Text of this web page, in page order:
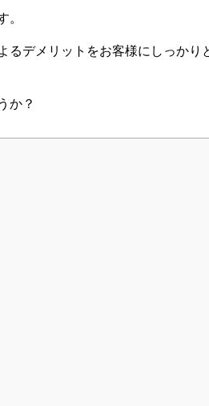
デメリットをお客様にしっかり
か？